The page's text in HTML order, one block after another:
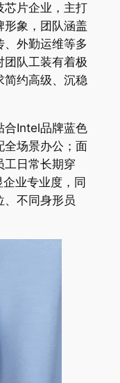
芯片企业，主打
形象，团队涵盖
、外勤运维等多
团队工装有着极
简约高级、沉稳
合Intel品牌蓝色
全场景办公；面
工日常长期穿
业专业度，同
、不同身形员